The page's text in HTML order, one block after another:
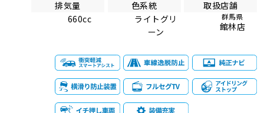
排気量
660cc
色系統
ライトグリ
ーン
取扱店舗
群馬県
館林店